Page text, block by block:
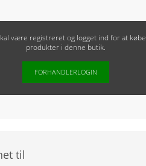
være registreret og logget ind for at købe
produkter i denne butik.
FORHANDLERLOGIN
til